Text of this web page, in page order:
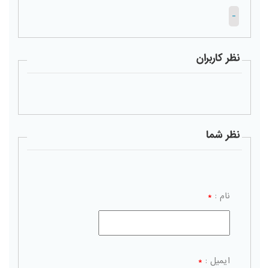
-
نظر کاربران
نظر شما
نام : *
ایمیل : *